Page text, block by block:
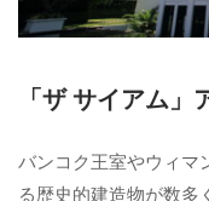
「ザ サイアム
バンコク王室やウィマ
る歴史的建造物が数多